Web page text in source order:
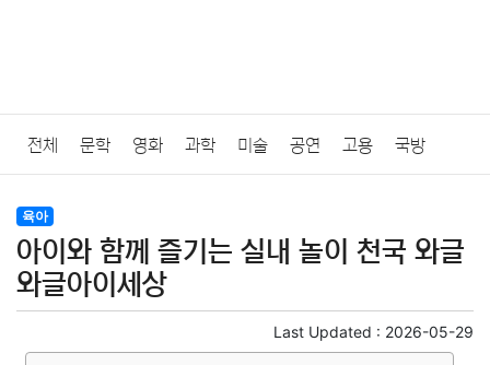
전체 문학 영화 과학 미술 공연 고용 국방
법률
질병 가요 방송 일상 주식 암호화폐 블록체인
미용 증권 인테리어
육아
아이와 함께 즐기는 실내 놀이 천국 와글
와글아이세상
Last Updated : 2026-05-29